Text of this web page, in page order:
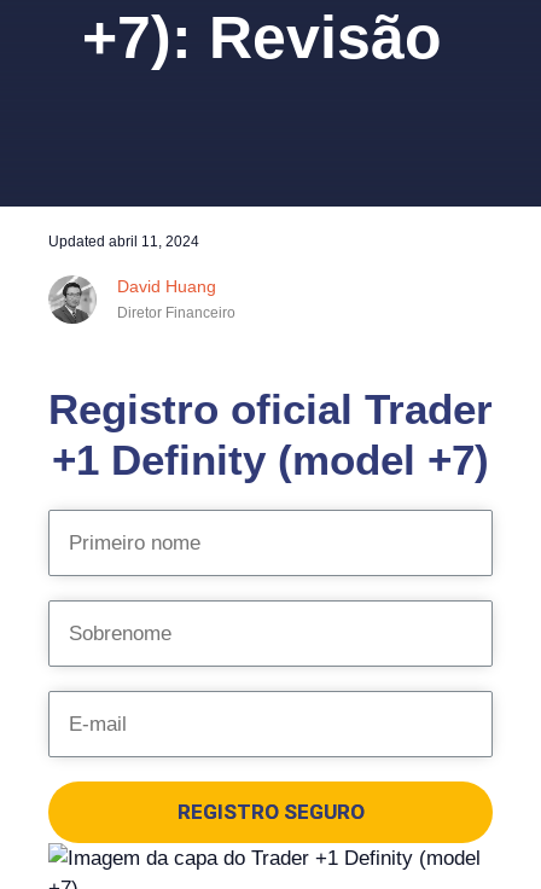
+7): Revisão
Updated abril 11, 2024
David Huang
Diretor Financeiro
Registro oficial Trader
+1 Definity (model +7)
REGISTRO SEGURO